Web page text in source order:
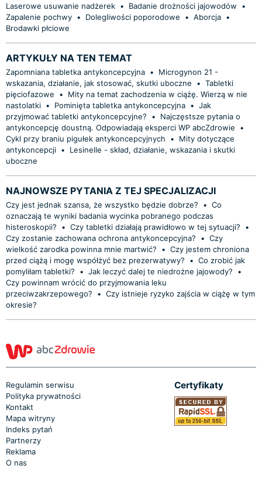
Laserowe usuwanie nadżerek • Badanie drożności jajowodów
•
Zapalenie pochwy • Dolegliwości poporodowe • Aborcja •
Brodawki płciowe
ARTYKUŁY NA TEN TEMAT
Zapomniana tabletka antykoncepcyjna •
Microgynon 21 -
wskazania, działanie, jak stosować, skutki uboczne
• Tabletki
pięciofazowe
•
Mity na temat zachodzenia w ciążę. Wierzą w nie
nastolatki • Pominięta tabletka antykoncepcyjna • Jak
przyjmować tabletki antykoncepcyjne?
•
Najczęstsze pytania o
antykoncepcję doustną. Odpowiadają eksperci WP abcZdrowie
•
Cykl przy braniu pigułek antykoncepcyjnych
•
Mity dotyczące
antykoncepcji •
Lesinelle - skład, działanie, wskazania i skutki
uboczne
NAJNOWSZE PYTANIA Z TEJ SPECJALIZACJI
Czy jest jednak szansa, że wszystko będzie dobrze? • Co
oznaczają te wyniki badania wycinka pobranego podczas
histeroskopii?
• Czy tabletki działają prawidłowo w tej sytuacji?
•
Czy zostanie zachowana ochrona antykoncepcyjna?
• Czy
wielkość zarodka powinna mnie martwić?
• Czy jestem chroniona
przed ciążą i mogę współżyć bez prezerwatywy?
• Co zrobić jak
pomyliłam tabletki?
• Jak leczyć dalej te niedrożne jajowody?
•
Czy powinnam wrócić do przyjmowania leku
przeciwzakrzepowego?
• Czy istnieje ryzyko zajścia w ciążę w tym
okresie?
Regulamin serwisu
Polityka prywatności
Kontakt
Mapa witryny
Indeks pytań
Partnerzy
Reklama
O nas
Certyfikaty